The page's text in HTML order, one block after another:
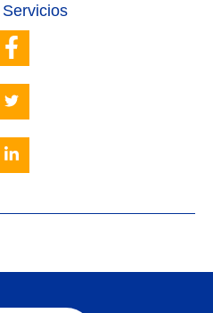
Servicios